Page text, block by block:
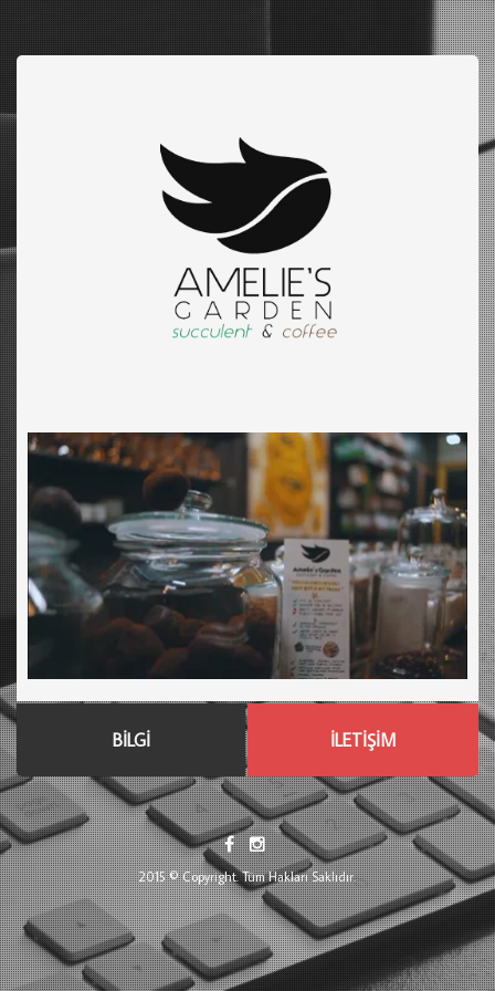
BİLGİ İLETİŞİM
2015 © Copyright. Tüm Hakları Saklıdır.